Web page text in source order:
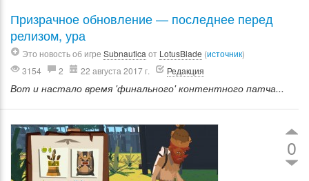
Призрачное обновление — последнее перед
релизом, ура
Это новость об игре Subnautica от LotusBlade (источник)
3154
2 22 августа 2017 г. Редакция
Вот и настало время 'финального' контентного патча...
0